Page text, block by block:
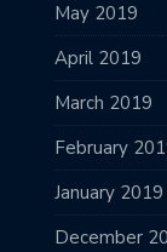
May 2019
April 2019
March 2019
February
January 2019
December